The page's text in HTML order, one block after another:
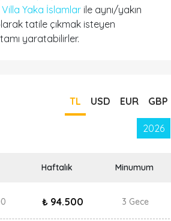
Villa Yaka İslamlar ile aynı/yakın
tatile çıkmak isteyen
yaratabilirler.
TL USD EUR GBP
2026
Haftalık Minumum
₺ 94.500 3 Gece